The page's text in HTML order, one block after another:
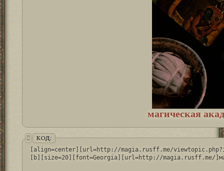
магическая
КОД:
[align=center][url=http://magia.rusff.me/
[b][size=20][font=Georgia][url=http://magia.rusff.me/